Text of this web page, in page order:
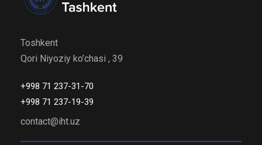
Toshkent
Qori Niyoziy ko’chasi , 39
+998 71 237-31-70
+998 71 237-19-39
contact@iht.uz